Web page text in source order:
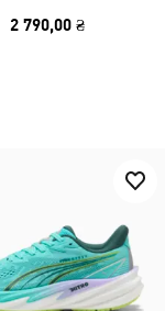
2 790,00 ₴